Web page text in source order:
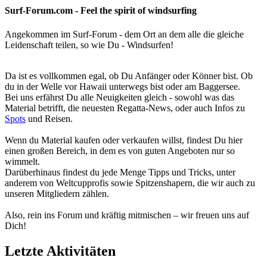
Surf-Forum.com - Feel the spirit of windsurfing
Angekommen im Surf-Forum - dem Ort an dem alle die gleiche
Leidenschaft teilen, so wie Du - Windsurfen!
Da ist es vollkommen egal, ob Du Anfänger oder Könner bist. Ob
du in der Welle vor Hawaii unterwegs bist oder am Baggersee.
Bei uns erfährst Du alle Neuigkeiten gleich - sowohl was das
Material betrifft, die neuesten Regatta-News, oder auch Infos zu
Spots und Reisen.
Wenn du Material kaufen oder verkaufen willst, findest Du hier
einen großen Bereich, in dem es von guten Angeboten nur so
wimmelt.
Darüberhinaus findest du jede Menge Tipps und Tricks, unter
anderem von Weltcupprofis sowie Spitzenshapern, die wir auch zu
unseren Mitgliedern zählen.
Also, rein ins Forum und kräftig mitmischen – wir freuen uns auf
Dich!
Letzte Aktivitäten